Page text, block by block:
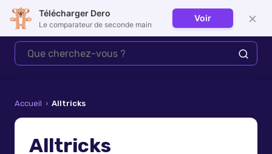
Se connecter
Accueil › Alltricks
Alltricks
Télécharger Dero
Le comparateur de seconde main
Voir ×